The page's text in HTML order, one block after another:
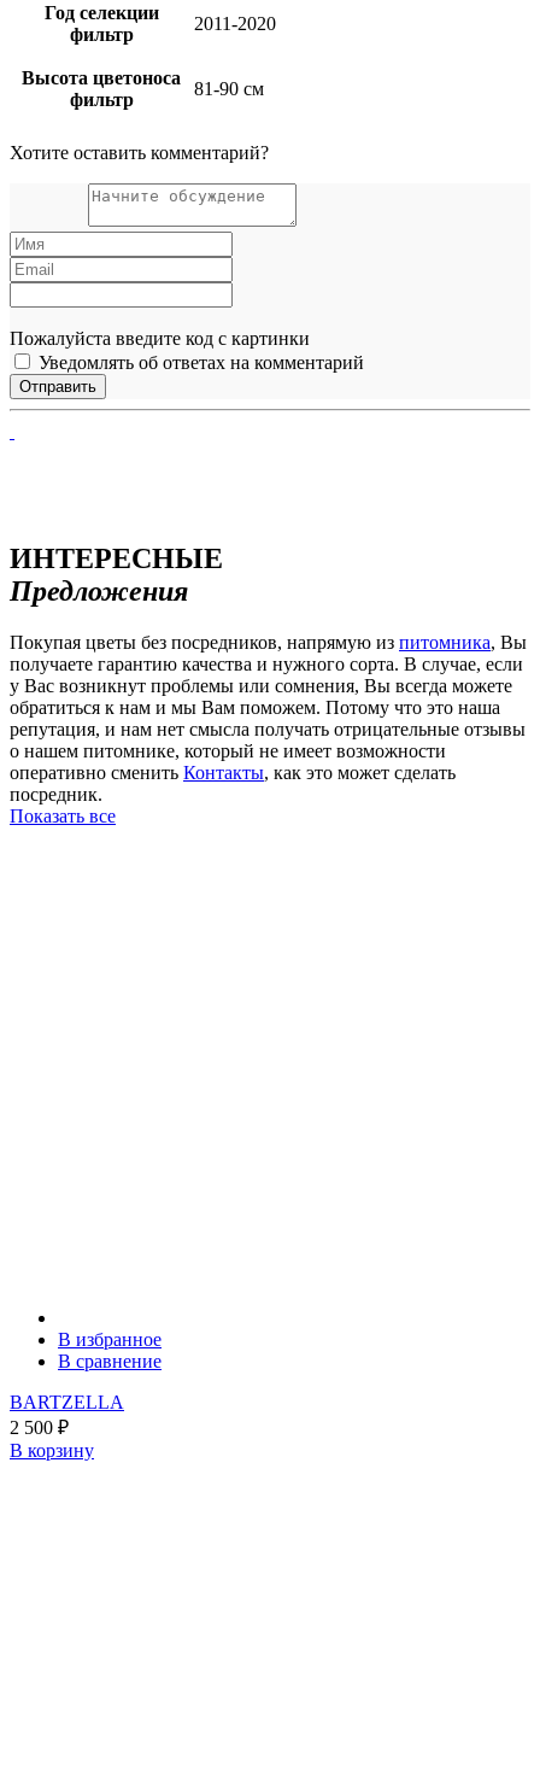
Год селекции
фильтр
2011-2020
Высота цветоноса
фильтр
81-90 см
Хотите оставить комментарий?
Пожалуйста введите код с картинки
Уведомлять об ответах на комментарий
ИНТЕРЕСНЫЕ
Предложения
Покупая цветы без посредников, напрямую из питомника, Вы
получаете гарантию качества и нужного сорта. В случае, если
у Вас возникнут проблемы или сомнения, Вы всегда можете
обратиться к нам и мы Вам поможем. Потому что это наша
репутация, и нам нет смысла получать отрицательные отзывы
о нашем питомнике, который не имеет возможности
оперативно сменить Контакты, как это может сделать
посредник.
Показать все
В избранное
В сравнение
BARTZELLA
2 500 ₽
В корзину